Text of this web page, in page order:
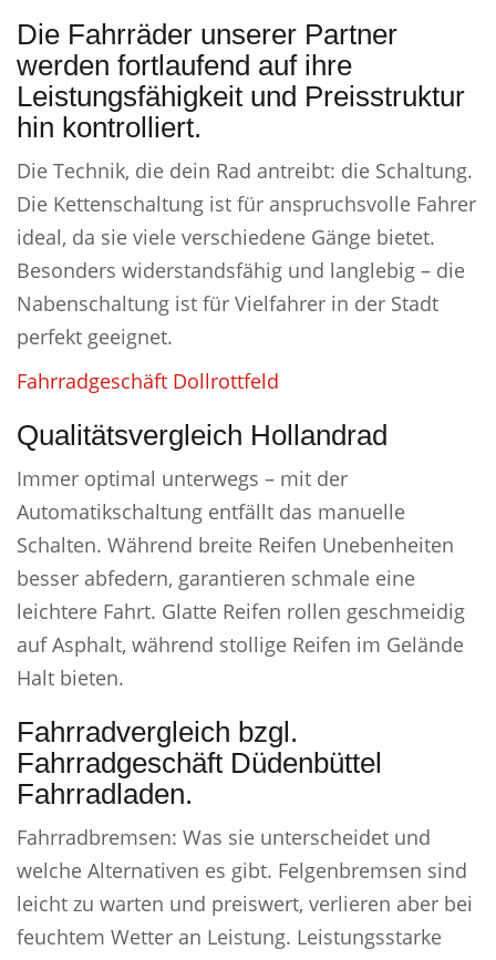
Die Fahrräder unserer Partner
werden fortlaufend auf ihre
Leistungsfähigkeit und Preisstruktur
hin kontrolliert.
Die Technik, die dein Rad antreibt: die Schaltung.
Die Kettenschaltung ist für anspruchsvolle Fahrer
ideal, da sie viele verschiedene Gänge bietet.
Besonders widerstandsfähig und langlebig – die
Nabenschaltung ist für Vielfahrer in der Stadt
perfekt geeignet.
Fahrradgeschäft Dollrottfeld
Qualitätsvergleich Hollandrad
Immer optimal unterwegs – mit der
Automatikschaltung entfällt das manuelle
Schalten. Während breite Reifen Unebenheiten
besser abfedern, garantieren schmale eine
leichtere Fahrt. Glatte Reifen rollen geschmeidig
auf Asphalt, während stollige Reifen im Gelände
Halt bieten.
Fahrradvergleich bzgl.
Fahrradgeschäft Düdenbüttel
Fahrradladen.
Fahrradbremsen: Was sie unterscheidet und
welche Alternativen es gibt. Felgenbremsen sind
leicht zu warten und preiswert, verlieren aber bei
feuchtem Wetter an Leistung. Leistungsstarke